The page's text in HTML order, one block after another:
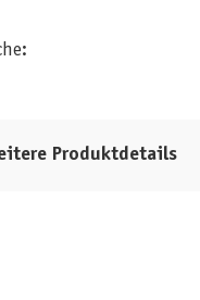
Produktdetails